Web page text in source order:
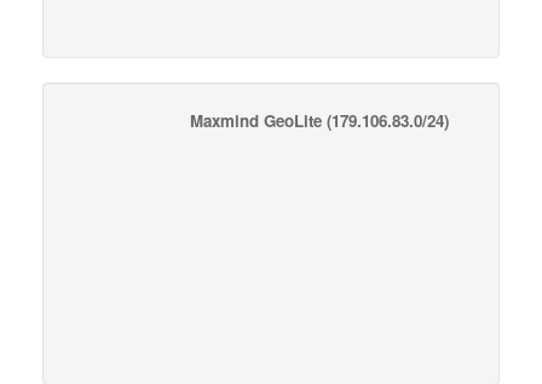
Maxmind GeoLite(179.106.83.0/24)